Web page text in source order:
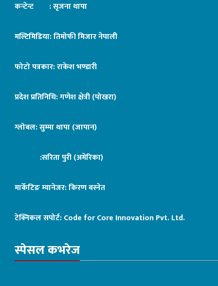
कन्टेन्ट : सृजना थापा
मल्टिमिडिया: तिमोफी मिजार नेपाली
फोटो पत्रकार: राकेश भण्डारी
प्रदेश प्रतिनिधि: गणेश क्षेत्री (पोखरा)
ग्लोबल: सुम्मा थापा (जापान)
:सरिता पुरी (अमेरिका)
मार्केटिङ म्यानेजर: किरण बस्नेत
टेक्निकल सपोर्ट:Code for Core Innovation Pvt. Ltd.
स्पेसल कभरेज